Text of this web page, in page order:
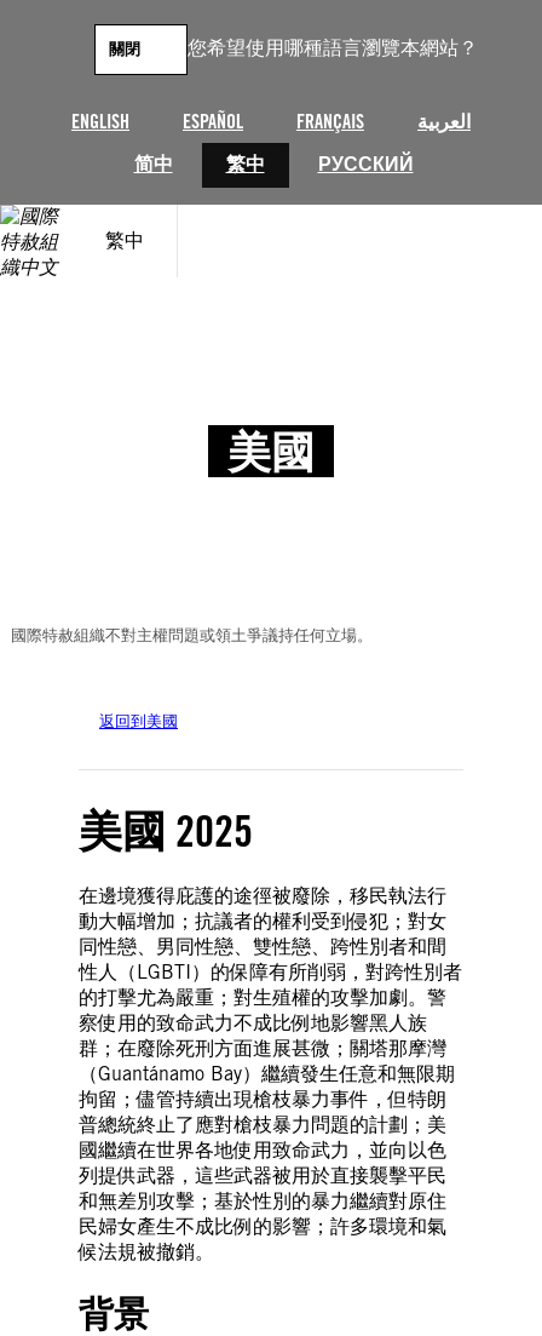
您希望使用哪種語言瀏覽本網站？
ENGLISH ESPAÑOL FRANÇAIS
العربية
简中
繁中 РУССКИЙ
關閉
繁中
美國
國際特赦組織不對主權問題或領土爭議持任何立場。
返回到美國
美國 2025
在邊境獲得庇護的途徑被廢除，移民執法行
動大幅增加；抗議者的權利受到侵犯；對女
同性戀、男同性戀、雙性戀、跨性別者和間
性人（LGBTI）的保障有所削弱，對跨性別者
的打擊尤為嚴重；對生殖權的攻擊加劇。警
察使用的致命武力不成比例地影響黑人族
群；在廢除死刑方面進展甚微；關塔那摩灣
（Guantánamo Bay）繼續發生任意和無限期
拘留；儘管持續出現槍枝暴力事件，但特朗
普總統終止了應對槍枝暴力問題的計劃；美
國繼續在世界各地使用致命武力，並向以色
列提供武器，這些武器被用於直接襲擊平民
和無差別攻擊；基於性別的暴力繼續對原住
民婦女產生不成比例的影響；許多環境和氣
候法規被撤銷。
背景